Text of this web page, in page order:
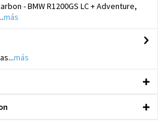
- BMW R1200GS LC + Adventure,
más
más